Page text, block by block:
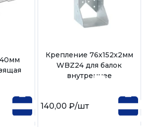
Крепление 76х152х2мм
WBZ24 для балок
внутреннее
140,00 ₽/шт